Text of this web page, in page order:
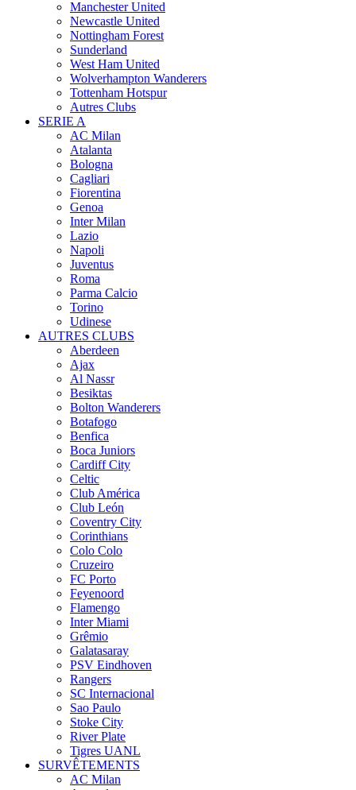
Manchester United
Newcastle United
Nottingham Forest
Sunderland
West Ham United
Wolverhampton Wanderers
Tottenham Hotspur
Autres Clubs
SERIE A
AC Milan
Atalanta
Bologna
Cagliari
Fiorentina
Genoa
Inter Milan
Lazio
Napoli
Juventus
Roma
Parma Calcio
Torino
Udinese
AUTRES CLUBS
Aberdeen
Ajax
Al Nassr
Besiktas
Bolton Wanderers
Botafogo
Benfica
Boca Juniors
Cardiff City
Celtic
Club América
Club León
Coventry City
Corinthians
Colo Colo
Cruzeiro
FC Porto
Feyenoord
Flamengo
Inter Miami
Grêmio
Galatasaray
PSV Eindhoven
Rangers
SC Internacional
Sao Paulo
Stoke City
River Plate
Tigres UANL
SURVÊTEMENTS
AC Milan